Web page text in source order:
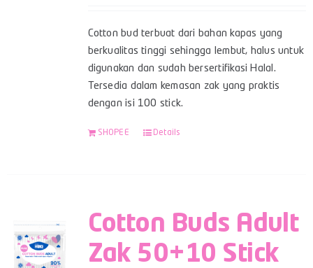
Cotton bud terbuat dari bahan kapas yang
berkualitas tinggi sehingga lembut, halus untuk
digunakan dan sudah bersertifikasi Halal.
Tersedia dalam kemasan zak yang praktis
dengan isi 100 stick.
SHOPEE Details
Cotton Buds Adult
Zak 50+10 Stick